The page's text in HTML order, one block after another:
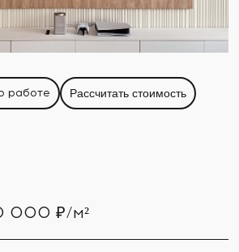
работе Рассчитать стоимость
000 ₽/м²